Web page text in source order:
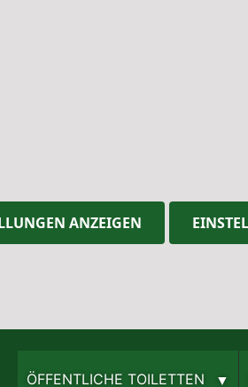
ANZEIGEN
ÖFFENTLICHE TOILETTEN